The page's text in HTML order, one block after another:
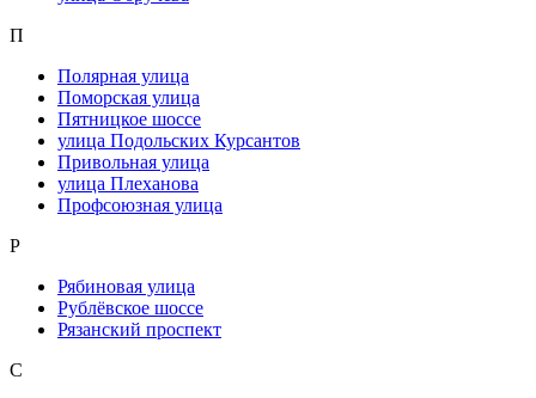
П
Полярная улица
Поморская улица
Пятницкое шоссе
улица Подольских Курсантов
Привольная улица
улица Плеханова
Профсоюзная улица
Р
Рябиновая улица
Рублёвское шоссе
Рязанский проспект
С